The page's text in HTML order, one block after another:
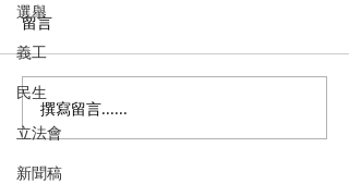
選舉
義工
民生
立法會
新聞稿
張培剛歡迎東九龍智慧綠
色運輸系統招標，盼預留
延伸完善區內交通
留言
撰寫留言......